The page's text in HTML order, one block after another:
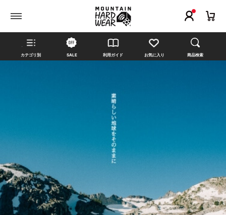
カテゴリ別 SALE 利用ガイド お気に入り 商品検索